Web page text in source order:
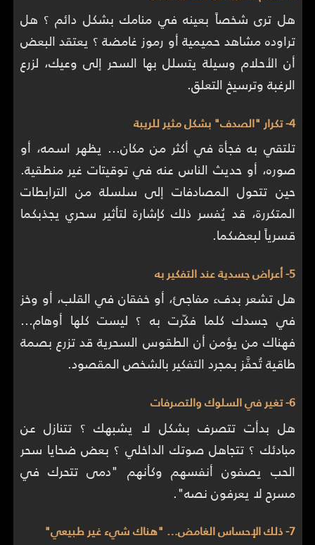
هل ترى شخصاً بعينه في منامك بشكل دائم ؟ هل
تراوده مشاهد حميمية أو رموز غامضة ؟ يعتقد البعض
أن الأحلام وسيلة يتسلل بها السحر إلى وعيك، لزرع
الرغبة وترسيخ التعلق.
4- تكرار "الصدف" بشكل مثير للريبة
تلتقي به فجأة في أكثر من مكان… يظهر اسمه، أو
صوره، أو حديث الناس عنه في توقيتات غير منطقية.
حين تتحول المصادفات إلى سلسلة من الترابطات
المتكررة، قد يُفسر ذلك كإشارة لتأثير سحري يجذبكما
قسرياً لبعضكما.
5- أعراض جسدية عند التفكير به
هل تشعر بدفء مفاجئ، أو خفقان في القلب، أو وخز
في جسدك كلما فكّرت به ؟ ليست كلها أوهام…
فهناك من يؤمن أن الطقوس السحرية قد تزرع بصمة
طاقية تُحفَّز بمجرد التفكير بالشخص المقصود.
6- تغير في السلوك والتصرفات
هل بدأت تتصرف بشكل لا يشبهك ؟ تتنازل عن
مبادئك ؟ تتجاهل صوتك الداخلي ؟ بعض ضحايا سحر
الحب يصفون أنفسهم وكأنهم "دمى تتحرك في
مسرح لا يعرفون نصه".
7- ذلك الإحساس الغامض… "هناك شيء غير طبيعي"